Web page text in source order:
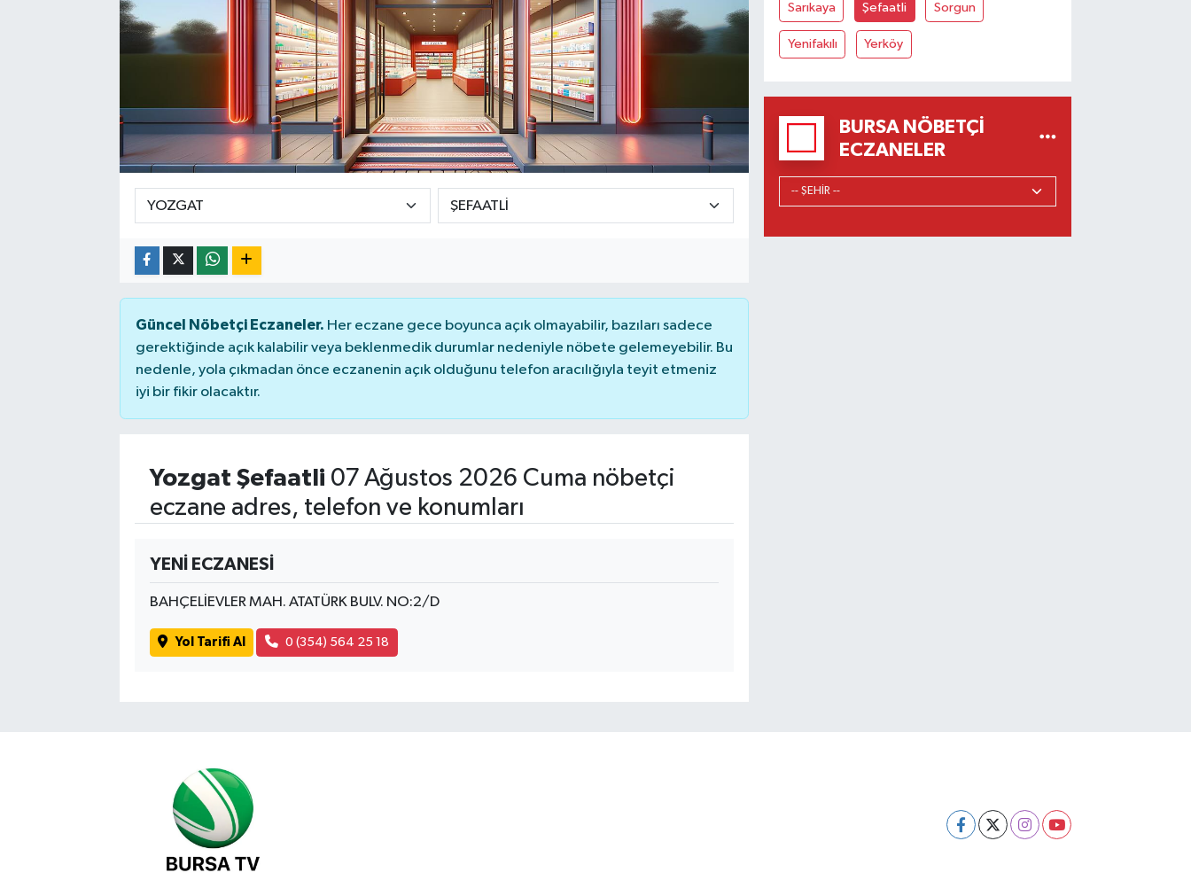
Güncel Nöbetçi Eczaneler. Her eczane gece boyunca açık olmayabilir, bazıları sadece
gerektiğinde açık kalabilir veya beklenmedik durumlar nedeniyle nöbete gelemeyebilir. Bu
nedenle, yola çıkmadan önce eczanenin açık olduğunu telefon aracılığıyla teyit etmeniz
iyi bir fikir olacaktır.
Yozgat Şefaatli 07 Ağustos 2026 Cuma nöbetçi
eczane adres, telefon ve konumları
YENİ ECZANESİ
BAHÇELİEVLER MAH. ATATÜRK BULV. NO:2/D
Yol Tarifi Al 0 (354) 564 25 18
Sarıkaya Şefaatli Sorgun
Yenifakılı Yerköy
BURSA NÖBETÇI
ECZANELER